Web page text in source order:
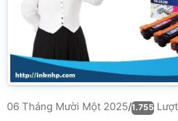
06 Tháng Mười Một 2025/1.755